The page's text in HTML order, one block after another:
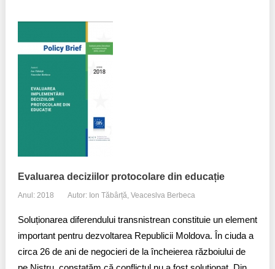
Evaluarea deciziilor protocolare din educație
Anul: 2018 Autor: Ion Tăbârță, Veaceslva Berbeca
Soluționarea diferendului transnistrean constituie un element
important pentru dezvoltarea Republicii Moldova. În ciuda a
circa 26 de ani de negocieri de la încheierea războiului de